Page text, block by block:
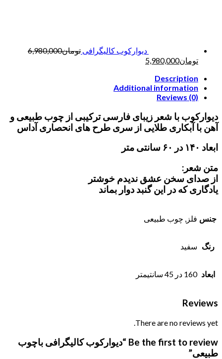
دیوارکوب کالیگرافی تومان6,980,000
تومان5,980,000
Description
Additional information
Reviews (0)
دیوارکوب با شعر زیبای فارسی ترکیبی از چوب طبیعی و
آهن با آبکاری طلایی از سری طرح های انحصاری آداس
ابعاد ۱۴۰ در ۶۰ سانتی متر
متن شعر:
از صدای سخن عشق ندیدم خوشتر
یادگاری که در این گنبد دوار بماند
جنس فلز, چوب طبیعی
رنگ سفید
ابعاد 160 در 45 سانتیمتر
Reviews
There are no reviews yet.
Be the first to review “دیوارکوب کالیگرافی باچوب
طبیعی”